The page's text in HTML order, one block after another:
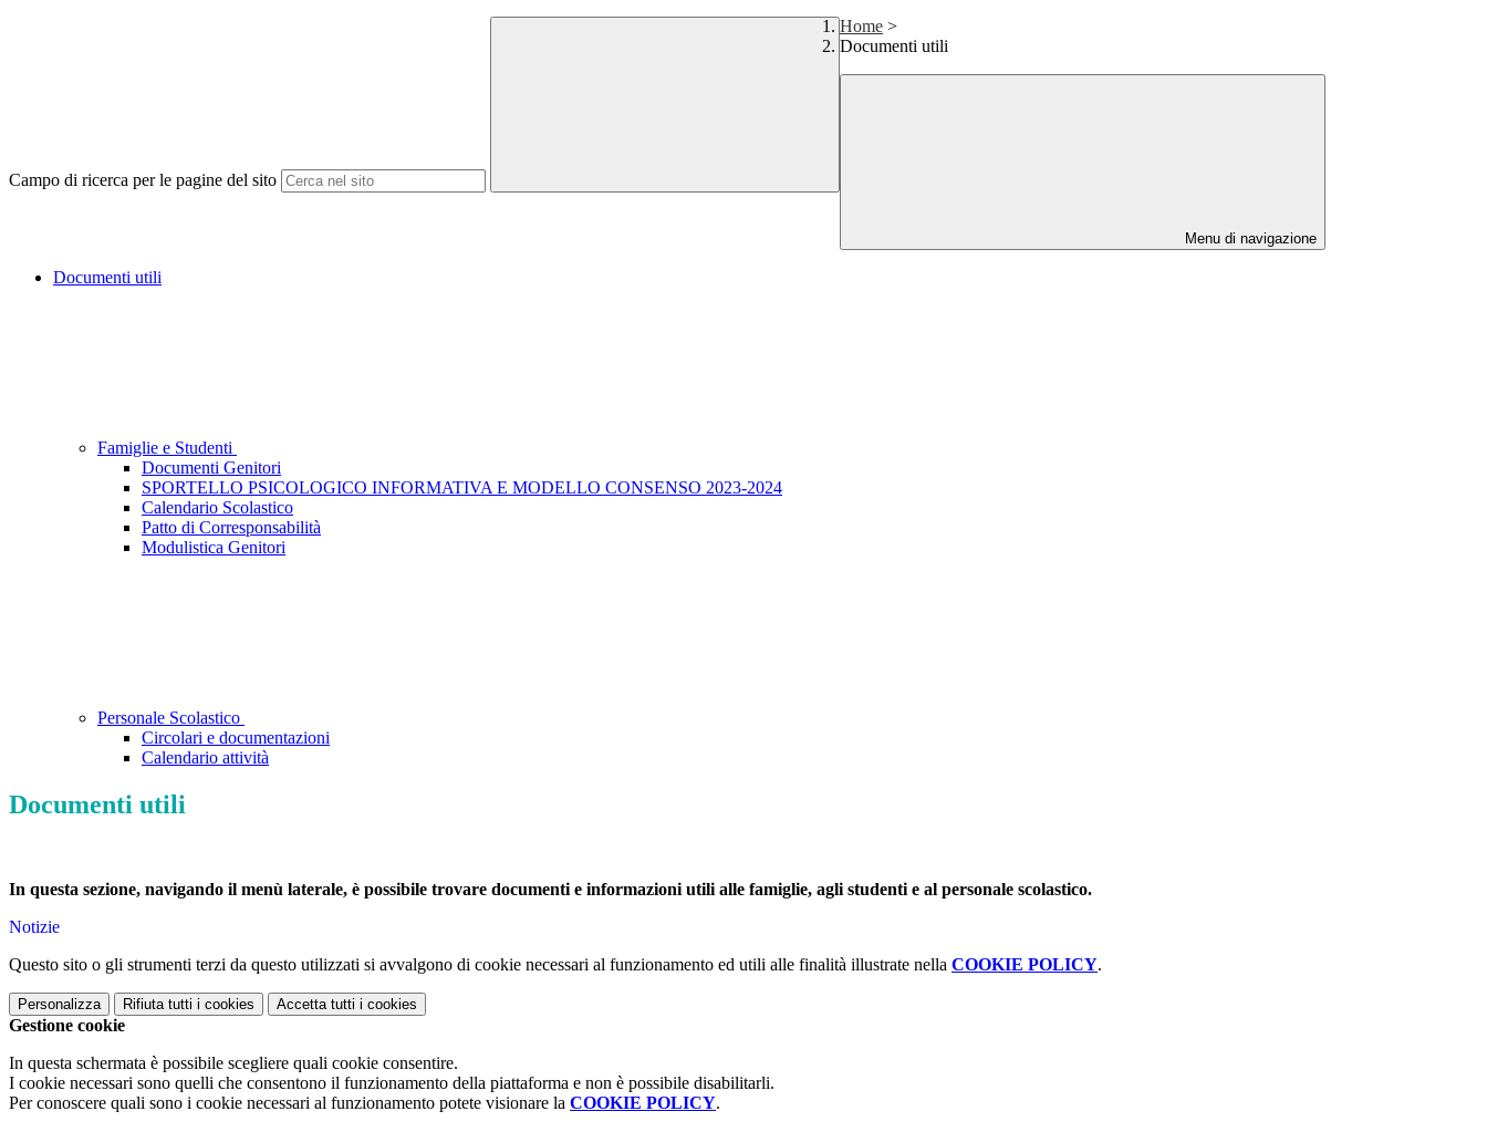
Campo di ricerca per le pagine del sito
Home >
Documenti utili
Menu di navigazione
Documenti utili
Famiglie e Studenti
Documenti Genitori
SPORTELLO PSICOLOGICO INFORMATIVA E MODELLO CONSENSO 2023-2024
Calendario Scolastico
Patto di Corresponsabilità
Modulistica Genitori
Personale Scolastico
Circolari e documentazioni
Calendario attività
Documenti utili
In questa sezione, navigando il menù laterale, è possibile trovare documenti e informazioni utili alle famiglie, agli studenti e al personale scolastico.
Notizie
Questo sito o gli strumenti terzi da questo utilizzati si avvalgono di cookie necessari al funzionamento ed utili alle finalità illustrate nella COOKIE POLICY.
Personalizza Rifiuta tutti i cookies Accetta tutti i cookies
Gestione cookie
In questa schermata è possibile scegliere quali cookie consentire.
I cookie necessari sono quelli che consentono il funzionamento della piattaforma e non è possibile disabilitarli.
Per conoscere quali sono i cookie necessari al funzionamento potete visionare la COOKIE POLICY.